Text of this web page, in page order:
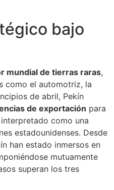
bajo
mundial de tierras raras,
como el automotriz, la
de abril, Pekín
de exportación para
como una
estadounidenses. Desde
han estado inmersos en
mutuamente
superan los tres